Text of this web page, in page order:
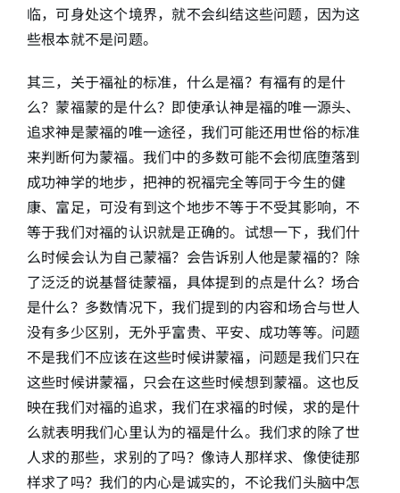
临，可身处这个境界，就不会纠结这些问题，因为这
些根本就不是问题。
其三，关于福祉的标准，什么是福？有福有的是什
么？蒙福蒙的是什么？即使承认神是福的唯一源头、
追求神是蒙福的唯一途径，我们可能还用世俗的标准
来判断何为蒙福。我们中的多数可能不会彻底堕落到
成功神学的地步，把神的祝福完全等同于今生的健
康、富足，可没有到这个地步不等于不受其影响，不
等于我们对福的认识就是正确的。试想一下，我们什
么时候会认为自己蒙福？会告诉别人他是蒙福的？除
了泛泛的说基督徒蒙福，具体提到的点是什么？场合
是什么？多数情况下，我们提到的内容和场合与世人
没有多少区别，无外乎富贵、平安、成功等等。问题
不是我们不应该在这些时候讲蒙福，问题是我们只在
这些时候讲蒙福，只会在这些时候想到蒙福。这也反
映在我们对福的追求，我们在求福的时候，求的是什
么就表明我们心里认为的福是什么。我们求的除了世
人求的那些，求别的了吗？像诗人那样求、像使徒那
样求了吗？我们的内心是诚实的，不论我们头脑中怎